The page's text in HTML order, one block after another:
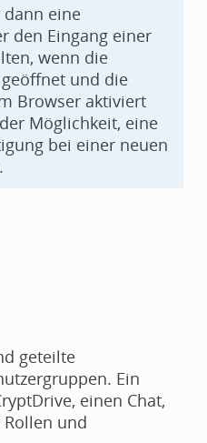
eine
den Eingang einer
wenn die
und die
Browser aktiviert
Möglichkeit, eine
bei einer neuen
geteilte
Ein
einen Chat,
und